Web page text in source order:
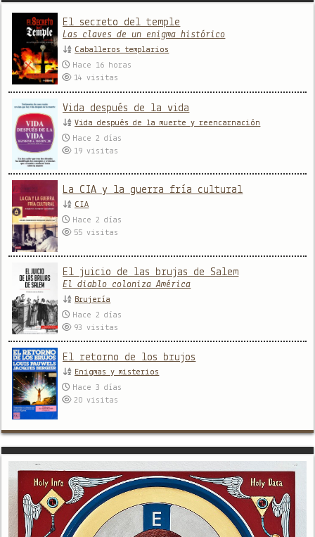
El secreto del temple
Las claves de un enigma histórico
Caballeros templarios
Hace 16 horas
14visitas
Vida después de la vida
Vida después de la muerte y reencarnación
Hace 2 días
19visitas
La CIA y la guerra fría cultural
CIA
Hace 2 días
55visitas
El juicio de las brujas de Salem
El diablo coloniza América
Brujería
Hace 2 días
93visitas
El retorno de los brujos
Enigmas y misterios
Hace 3 días
20visitas